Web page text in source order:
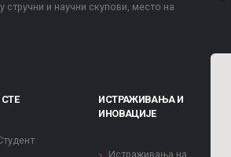
и научни скупови, место на
ИСТРАЖИВАЊА И
ИНОВАЦИЈЕ
Истраживања на